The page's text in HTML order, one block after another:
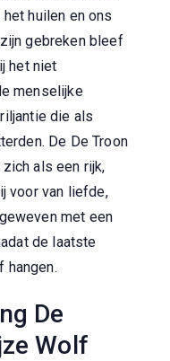
het huilen en ons
gebreken bleef
het niet
menselijke
die als
De De Troon
als een rijk,
voor van liefde,
met een
de laatste
hangen.
De
Wolf